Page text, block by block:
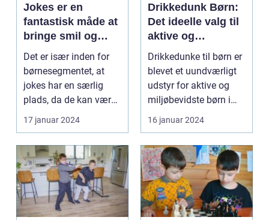
Jokes er en
fantastisk måde at
bringe smil og
latter til både børn
og voksne
Det er især inden for
børnesegmentet, at
jokes har en særlig
plads, da de kan være
sjove, underholde...
17 januar 2024
Drikkedunk Børn:
Det ideelle valg til
aktive og
miljøbevidste børn
Drikkedunke til børn er
blevet et uundværligt
udstyr for aktive og
miljøbevidste børn i
dag. Med fok...
16 januar 2024